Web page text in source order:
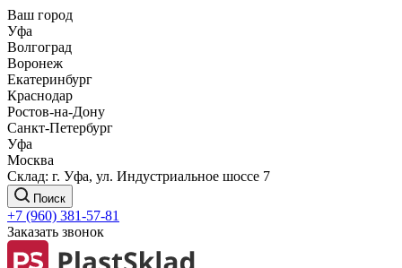
Ваш город
Уфа
Волгоград
Воронеж
Екатеринбург
Краснодар
Ростов-на-Дону
Санкт-Петербург
Уфа
Москва
Склад: г. Уфа, ул. Индустриальное шоссе 7
Поиск
+7 (960) 381-57-81
Заказать звонок